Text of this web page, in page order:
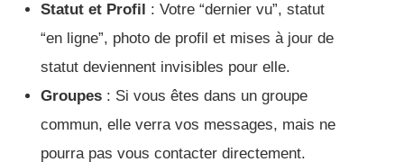
Statut et Profil : Votre “dernier vu”, statut
“en ligne”, photo de profil et mises à jour de
statut deviennent invisibles pour elle.
Groupes : Si vous êtes dans un groupe
commun, elle verra vos messages, mais ne
pourra pas vous contacter directement.